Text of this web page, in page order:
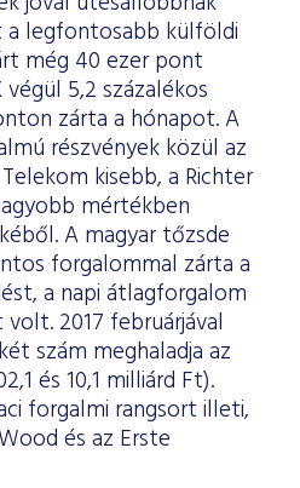
legfontosabb külföldi
még 40 ezer pont
5,2 százalékos
zárta a hónapot. A
részvények közül az
kisebb, a Richter
mértékben
A magyar tőzsde
forgalommal zárta a
a napi átlagforgalom
2017 februárjával
szám meghaladja az
és 10,1 milliárd Ft).
forgalmi rangsort illeti,
és az Erste